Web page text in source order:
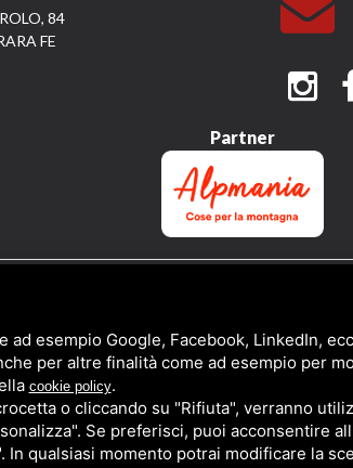
84
FE
Partner
ad esempio Google, Facebook, LinkedIn,
per altre finalità come ad esempio per
cookie policy.
o cliccando su "Rifiuta", verranno
Se preferisci, puoi acconsentire
qualsiasi momento potrai modificare la